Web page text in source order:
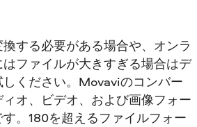
する必要がある場合や、オンラ
ファイルが大きすぎる場合はデ
ください。Movaviのコンバー
オ、ビデオ、および画像フォー
。180を超えるファイルフォー